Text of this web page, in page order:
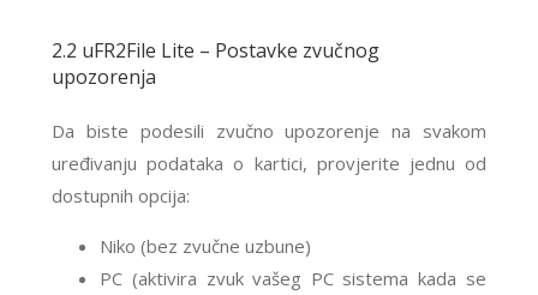
2.2 uFR2File Lite – Postavke zvučnog
upozorenja
Da biste podesili zvučno upozorenje na svakom
uređivanju podataka o kartici, provjerite jednu od
dostupnih opcija:
Niko (bez zvučne uzbune)
PC (aktivira zvuk vašeg PC sistema kada se